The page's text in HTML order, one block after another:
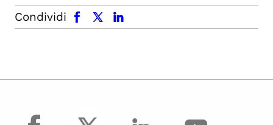
Condividi
facebook x.com linkedin
facebook